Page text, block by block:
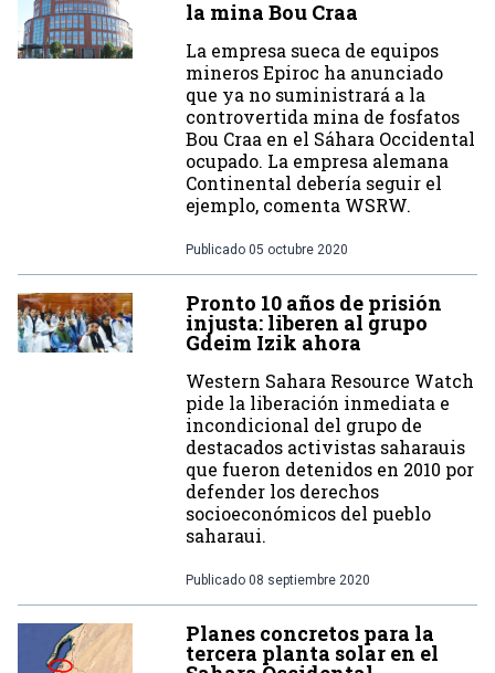
la mina Bou Craa
La empresa sueca de equipos
mineros Epiroc ha anunciado
que ya no suministrará a la
controvertida mina de fosfatos
Bou Craa en el Sáhara Occidental
ocupado. La empresa alemana
Continental debería seguir el
ejemplo, comenta WSRW.
Publicado 05 octubre 2020
Pronto 10 años de prisión
injusta: liberen al grupo
Gdeim Izik ahora
Western Sahara Resource Watch
pide la liberación inmediata e
incondicional del grupo de
destacados activistas saharauis
que fueron detenidos en 2010 por
defender los derechos
socioeconómicos del pueblo
saharaui.
Publicado 08 septiembre 2020
Planes concretos para la
tercera planta solar en el